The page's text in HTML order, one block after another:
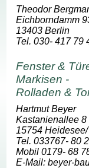
Theodor
Eichborndamm
13403 Berlin
Tel. 030- 417 79
Fenster &
Markisen -
Rolladen &
Hartmut Beyer
Kastanienallee 8
15754
Tel. 033767- 80
Mobil 0179- 68
E-Mail: beyer-